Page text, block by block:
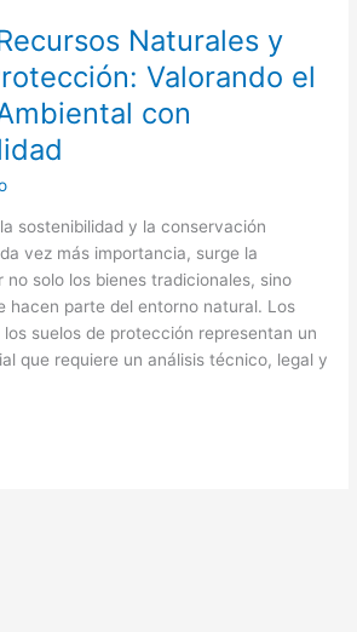
Naturales y
Valorando el
con
sostenibilidad y la conservación
vez más importancia, surge la
no solo los bienes tradicionales, sino
hacen parte del entorno natural. Los
suelos de protección representan un
que requiere un análisis técnico, legal y